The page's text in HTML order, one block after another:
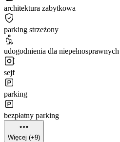
architektura zabytkowa
parking strzeżony
udogodnienia dla niepełnosprawnych
sejf
parking
bezpłatny parking
Więcej (+9)